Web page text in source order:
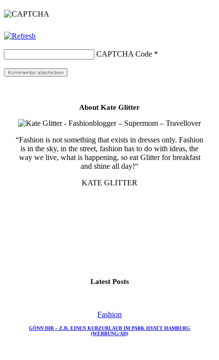
CAPTCHA Code *
About Kate Glitter
“Fashion is not something that exists in dresses only. Fashion
is in the sky, in the street, fashion has to do with ideas, the
way we live, what is happening, so eat Glitter for breakfast
and shine all day!“
KATE GLITTER
Latest Posts
Fashion
GÖNN DIR – Z.B. EINEN KURZURLAUB IM PARK HYATT HAMBURG
(WERBUNG/AD)